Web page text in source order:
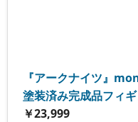
『アークナイツ』
塗装済み完成品フィ
￥23,999